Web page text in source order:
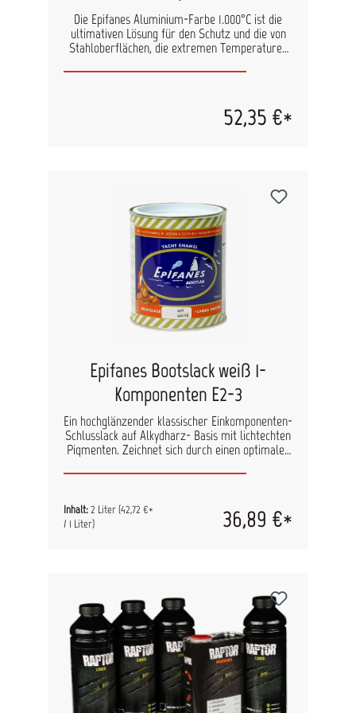
Die Epifanes Aluminium-Farbe 1.000°C ist die
ultimativen Lösung für den Schutz und die von
Stahloberflächen, die extremen Temperaturen
beispielsweise Auspuffanlagen. Hierbei handelt
Anstrichfarbe, auf der Basis von einem
isomierten Kautschukharz und
optisch ansprechende Oberfläche zu schaffen.
Die Anwendung ist denkbar einfach: Tragen Sie
die Farbe in einer dünnen Schicht direkt auf den
blanken Stahl auf. Nach dem Trocknen ist es
entscheidend, die Oberfläche auf mindestens
400°C zu erhitzen, um das Bindemittel
zuverlässig einzubrennen. Produkteigenschaften:
Hitzebeständigkeit: Schützt zuverlässig vor
Temperaturen von 400 bis 1000°C. Einfache
Anwendung: Tragen Sie die Farbe dünn auf den
blanken Stahl auf. Verleiht der Oberfläche eine
Liter. Wichtiger Hinweis: Bitte berühren Sie die
behandelte Oberfläche auch im kalten Zustand
nicht, da die Farbe eine beizende Wirkung hat.
52,35 €*
Epifanes Bootslack weiß 1-
Komponenten E2-3
Ein hochglänzender klassischer Einkomponenten-
Schlusslack auf Alkydharz- Basis mit lichtechten
Pigmenten. Zeichnet sich durch einen optimalen
und gute Witterungsbeständigkeit aus.
Inhalt:2 Liter(42,72 €*
/ 1 Liter)
36,89 €*